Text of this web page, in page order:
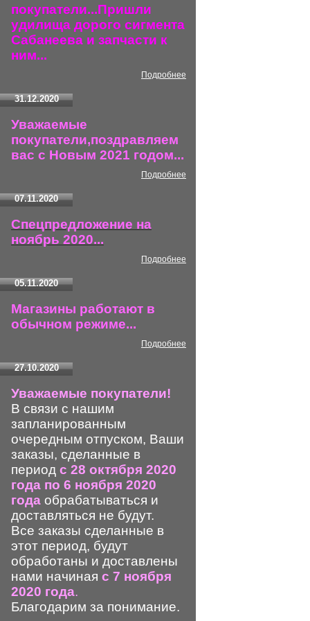
покупатели...Пришли
удилища дорого сигмента
Сабанеева и запчасти к
ним...
Подробнее
31.12.2020
Уважаемые
покупатели,поздравляем
вас с Новым 2021 годом...
Подробнее
07.11.2020
Спецпредложение на
ноябрь 2020...
Подробнее
05.11.2020
Магазины работают в
обычном режиме...
Подробнее
27.10.2020
Уважаемые покупатели!
В связи с нашим
запланированным
очередным отпуском, Ваши
заказы, сделанные в
период с 28 октября 2020
года по 6 ноября 2020
года обрабатываться и
доставляться не будут.
Все заказы сделанные в
этот период, будут
обработаны и доставлены
нами начиная с 7 ноября
2020 года.
Благодарим за понимание.